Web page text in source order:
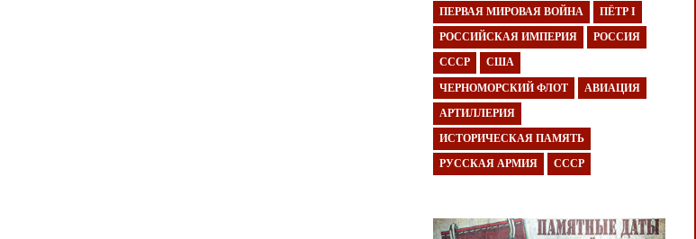
ПЕРВАЯ МИРОВАЯ ВОЙНА ПЁТР I
РОССИЙСКАЯ ИМПЕРИЯ РОССИЯ
СССР США
ЧЕРНОМОРСКИЙ ФЛОТ АВИАЦИЯ
АРТИЛЛЕРИЯ
ИСТОРИЧЕСКАЯ ПАМЯТЬ
РУССКАЯ АРМИЯ СССР